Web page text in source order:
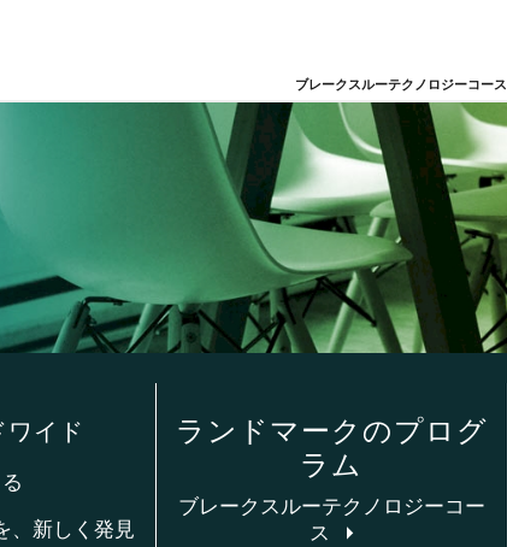
ブレークスルーテクノロジーコース
イド
、新しく発見
ランドマークのプログ
ラム
ブレークスルーテクノロジーコー
ス